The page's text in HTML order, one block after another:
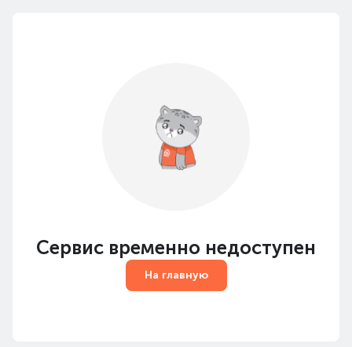
Сервис временно недоступен
На главную